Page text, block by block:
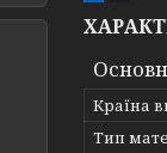
Країна
Тип